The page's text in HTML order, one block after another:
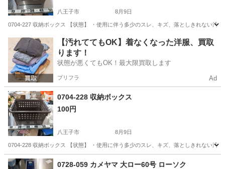
八王子市 8月9日
0704-227 収納ボックス 【状態】 ・使用に伴う多少のスレ、キズ、落としきれない
東京 八王子市 収納家具 現地
【汚れててもOK】着なくなった洋服、買取
ります！
状態が悪くてもOK！最大限買取します
プリフラ Ad
0704-228 収納ボックス
100円
八王子市 8月9日
0704-228 収納ボックス 【状態】 ・使用に伴う多少のスレ、キズ、落としきれない
東京 八王子市 現地
0728-059 カメヤマ 大ロー60号 ローソク